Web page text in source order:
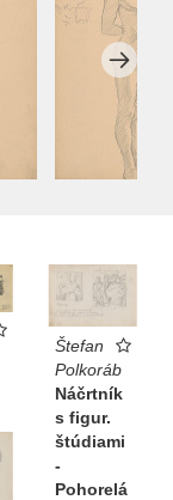
Štefan
Polkoráb
Náčrtník
s figur.
štúdiami
-
Pohorelá